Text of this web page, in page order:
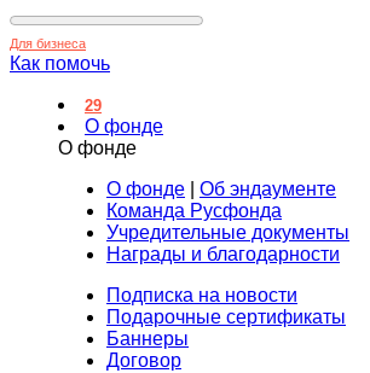
Для бизнеса
Как помочь
29
О фонде
О фонде
О фонде
Об эндаументе
Команда Русфонда
Учредительные документы
Награды и благодарности
Подписка на новости
Подарочные сертификаты
Баннеры
Договор